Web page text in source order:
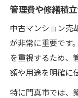
管理費や修繕積
中古マンション売
が非常に重要です
を重視するため、
額や用途を明確に
特に門真市では、